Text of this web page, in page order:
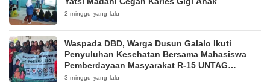
2 minggu yang lalu
Waspada DBD, Warga Dusun Galalo Ikuti
Penyuluhan Kesehatan Bersama Mahasiswa
Pemberdayaan Masyarakat R-15 UNTAG
Surabaya 2026
3 minggu yang lalu